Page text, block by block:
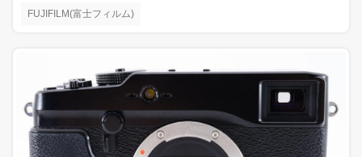
FUJIFILM(富士フィルム)